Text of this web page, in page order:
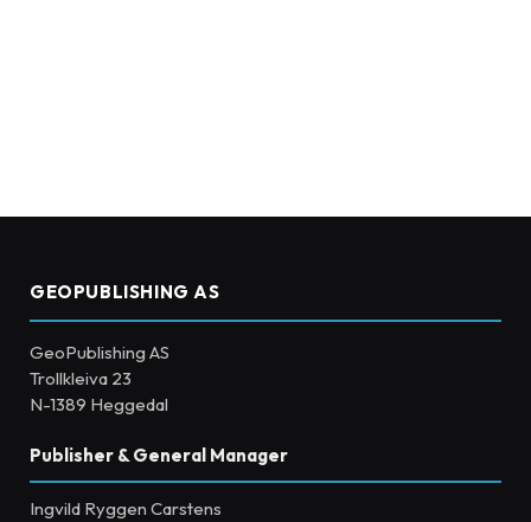
GEOPUBLISHING AS
GeoPublishing AS
Trollkleiva 23
N-1389 Heggedal
Publisher & General Manager
Ingvild Ryggen Carstens